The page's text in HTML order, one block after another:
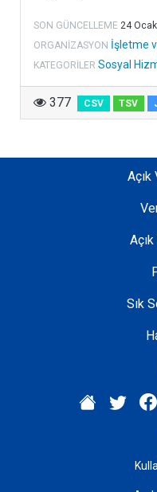
SON GÜNCELLEME 24
ORGANIZASYON İşletme
KATEGORILER Sosyal
377 CSV TSV
Sık